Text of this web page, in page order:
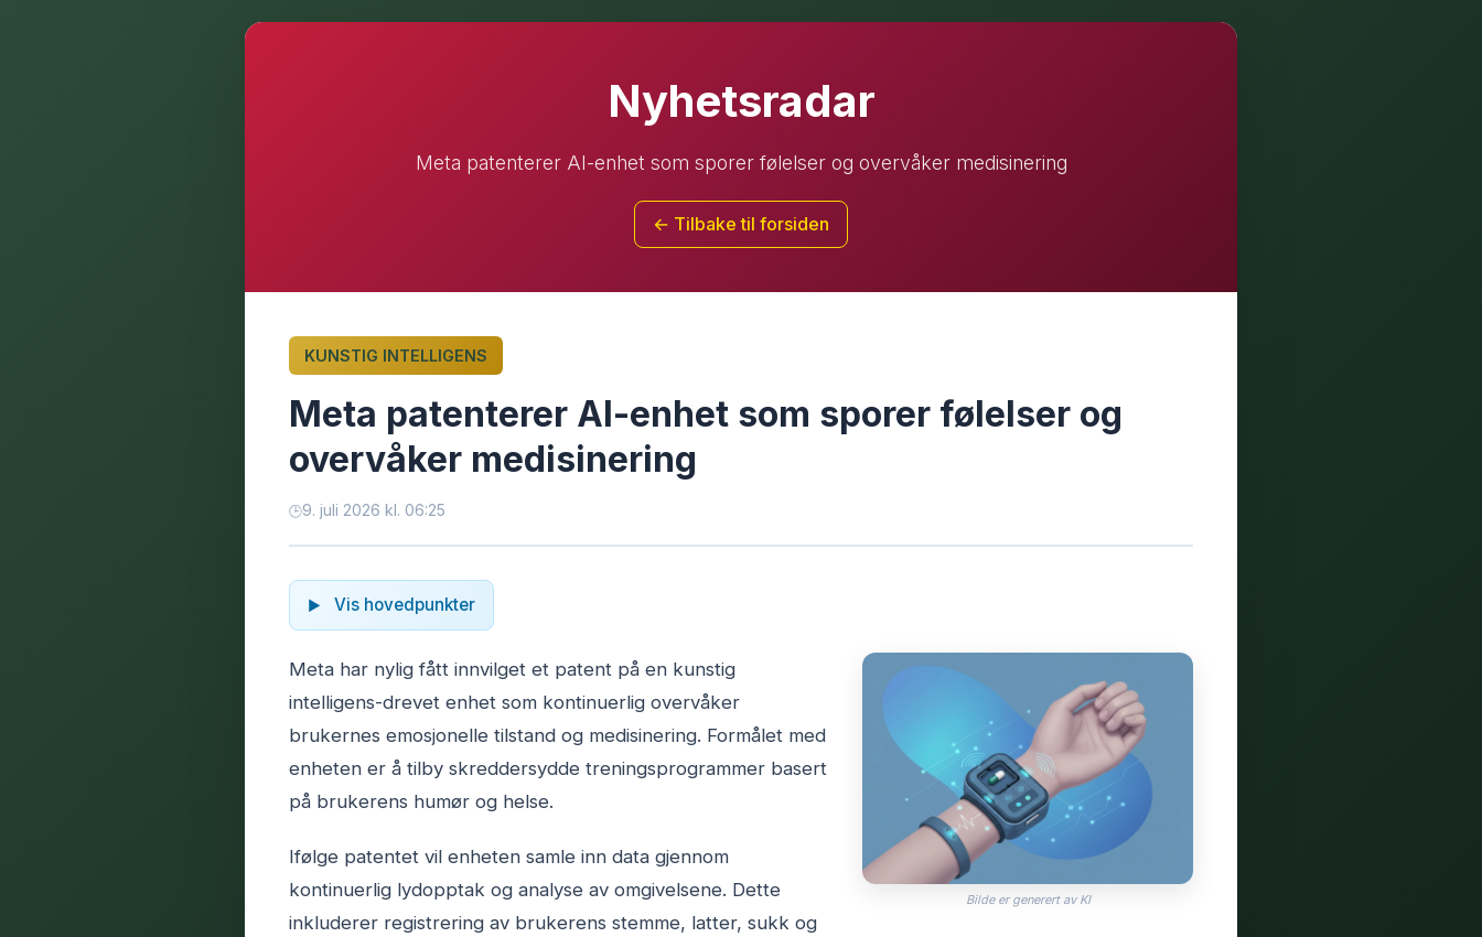
Nyhetsradar
Meta patenterer AI-enhet som sporer følelser og overvåker medisinering
← Tilbake til forsiden
KUNSTIG INTELLIGENS
Meta patenterer AI-enhet som sporer følelser og
overvåker medisinering
9. juli 2026 kl. 06:25
Vis hovedpunkter
Bilde er generert av KI
Meta har nylig fått innvilget et patent på en kunstig
intelligens-drevet enhet som kontinuerlig overvåker
brukernes emosjonelle tilstand og medisinering. Formålet med
enheten er å tilby skreddersydde treningsprogrammer basert
på brukerens humør og helse.
Ifølge patentet vil enheten samle inn data gjennom
kontinuerlig lydopptak og analyse av omgivelsene. Dette
inkluderer registrering av brukerens stemme, latter, sukk og